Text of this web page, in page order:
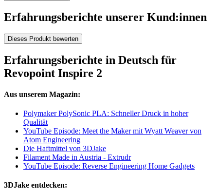
Erfahrungsberichte unserer Kund:innen
Dieses Produkt bewerten
Erfahrungsberichte in Deutsch für
Revopoint Inspire 2
Aus unserem Magazin:
Polymaker PolySonic PLA: Schneller Druck in hoher
Qualität
YouTube Episode: Meet the Maker mit Wyatt Weaver von
Atom Engineering
Die Haftmittel von 3DJake
Filament Made in Austria - Extrudr
YouTube Episode: Reverse Engineering Home Gadgets
3DJake entdecken: